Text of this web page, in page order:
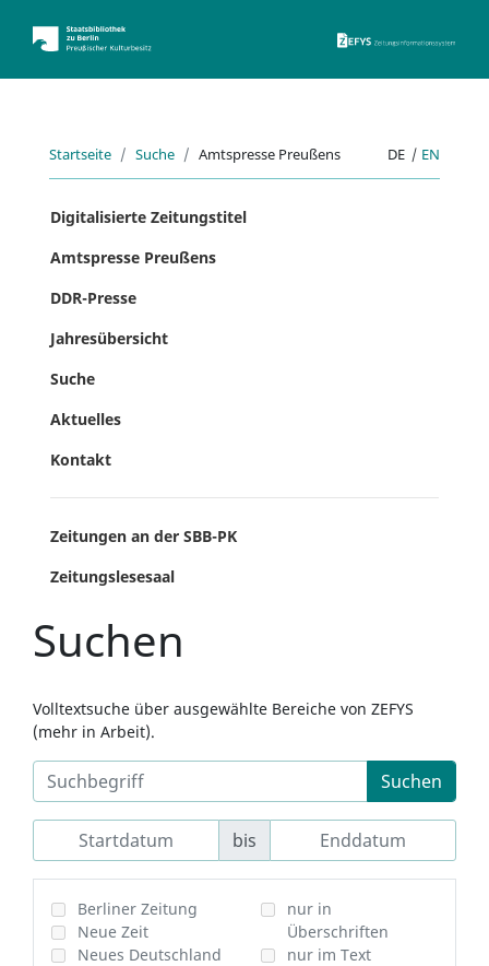
Startseite Suche Amtspresse Preußens DE | EN
Digitalisierte Zeitungstitel
Amtspresse Preußens
DDR-Presse
Jahresübersicht
Suche
Aktuelles
Kontakt
Zeitungen an der SBB-PK
Zeitungslesesaal
Suchen
Volltextsuche über ausgewählte Bereiche von ZEFYS
(mehr in Arbeit).
Suchen
bis
Berliner Zeitung
Neue Zeit
Neues Deutschland
nur in
Überschriften
nur im Text